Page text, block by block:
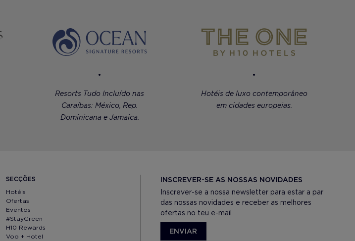
Resorts Tudo Incluído nas
Caraíbas: México, Rep.
Dominicana e Jamaica.
Hotéis de luxo contemporâneo
em cidades europeias.
SECÇÕES
Hotéis
Ofertas
Eventos
#StayGreen
H10 Rewards
Voo + Hotel
INSCREVER-SE AS NOSSAS NOVIDADES
Inscrever-se a nossa newsletter para estar a par
das nossas novidades e receber as melhores
ofertas no teu e-mail
ENVIAR